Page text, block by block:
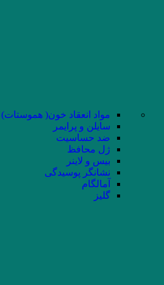
مواد انعقاد خون( هموستات)
سایلن و پرایمر
ضد حساسیت
ژل محافظ
بیس و لاینر
نشانگر پوسیدگی
آمالگام
گلیز